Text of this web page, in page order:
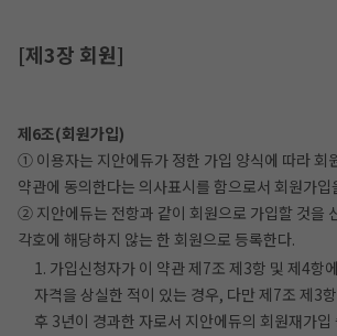
[제3장 회원]
제6조(회원가입)
① 이용자는 지안에듀가 정한 가입 양식에 따라 회
약관에 동의한다는 의사표시를 함으로서 회원가입
② 지안에듀는 전항과 같이 회원으로 가입할 것을
각호에 해당하지 않는 한 회원으로 등록한다.
1. 가입신청자가 이 약관 제7조 제3항 및 제4항
자격을 상실한 적이 있는 경우, 다만 제7조 제3
후 3년이 경과한 자로서 지안에듀의 회원재가